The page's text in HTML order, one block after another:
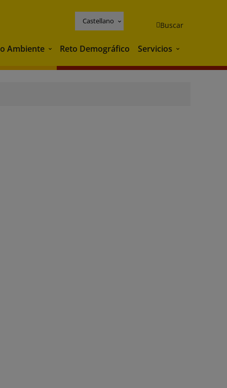
Castellano Buscar
Ambiente Medio Ambiente
Reto Demográfico Servicios Servicios